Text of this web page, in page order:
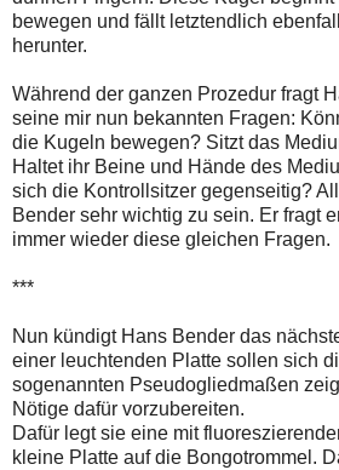
bewegen und fällt letztendlich
herunter.
Während der ganzen Prozedur fragt
seine mir nun bekannten Fragen:
die Kugeln bewegen? Sitzt das
Haltet ihr Beine und Hände des
sich die Kontrollsitzer gegenseitig?
Bender sehr wichtig zu sein. Er fragt
immer wieder diese gleichen Fragen.
***
Nun kündigt Hans Bender das
einer leuchtenden Platte sollen sich
sogenannten Pseudogliedmaßen
Nötige dafür vorzubereiten.
Dafür legt sie eine mit
kleine Platte auf die Bongotrommel.